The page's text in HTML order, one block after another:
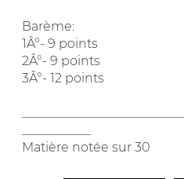
Barème:
1Â°- 9 points
2Â°- 9 points
3Â°- 12 points
Matière notée sur 30